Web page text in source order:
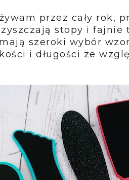
przez cały rok,
stopy i fajnie
szeroki wybór
i długości ze